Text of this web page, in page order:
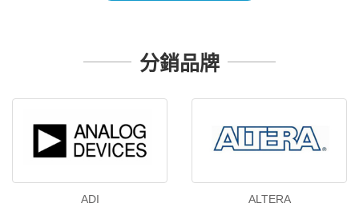
分銷品牌
ADI ALTERA